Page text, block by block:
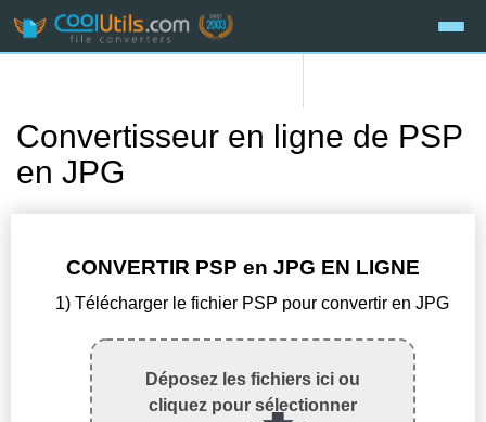
Convertisseur en ligne de PSP
en JPG
CONVERTIR PSP en JPG EN LIGNE
1) Télécharger le fichier PSP pour convertir en JPG
Déposez les fichiers ici ou
cliquez pour sélectionner